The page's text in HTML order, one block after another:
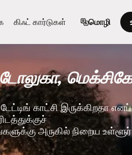
கிஃட் கார்டுகள் மொழி
காட்சி இருக்கிறதா எனப்
அருகில் நிறைய உள்ளூர்